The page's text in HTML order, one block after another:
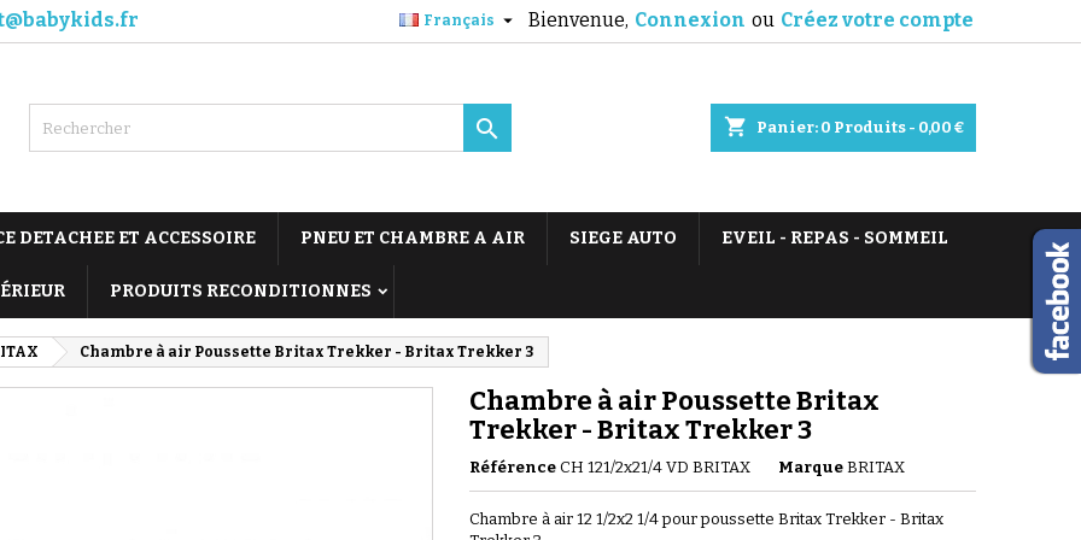
Bienvenue, Connexion ou Créez votre compte
Français 
shopping_cart Panier: 0 Produits - 0,00 €

DETACHEE ET ACCESSOIRE PNEU ET CHAMBRE A AIR SIEGE AUTO EVEIL - REPAS - SOMMEIL
PRODUITS RECONDITIONNES
Chambre à air Poussette Britax Trekker - Britax Trekker 3
Chambre à air Poussette Britax
Trekker - Britax Trekker 3
Référence CH 121/2x21/4 VD BRITAX Marque BRITAX
Chambre à air 12 1/2x2 1/4 pour poussette Britax Trekker - Britax